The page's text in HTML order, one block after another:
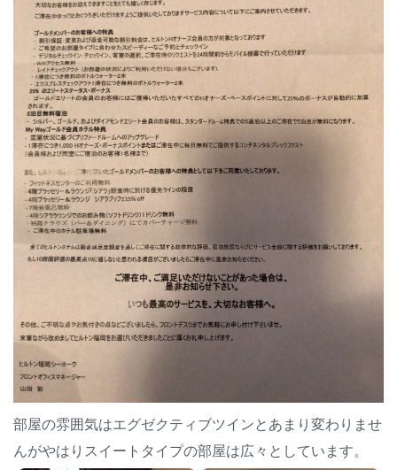
部屋の雰囲気はエグゼクティブツインとあまり変わりませ
んがやはりスイートタイプの部屋は広々としています。